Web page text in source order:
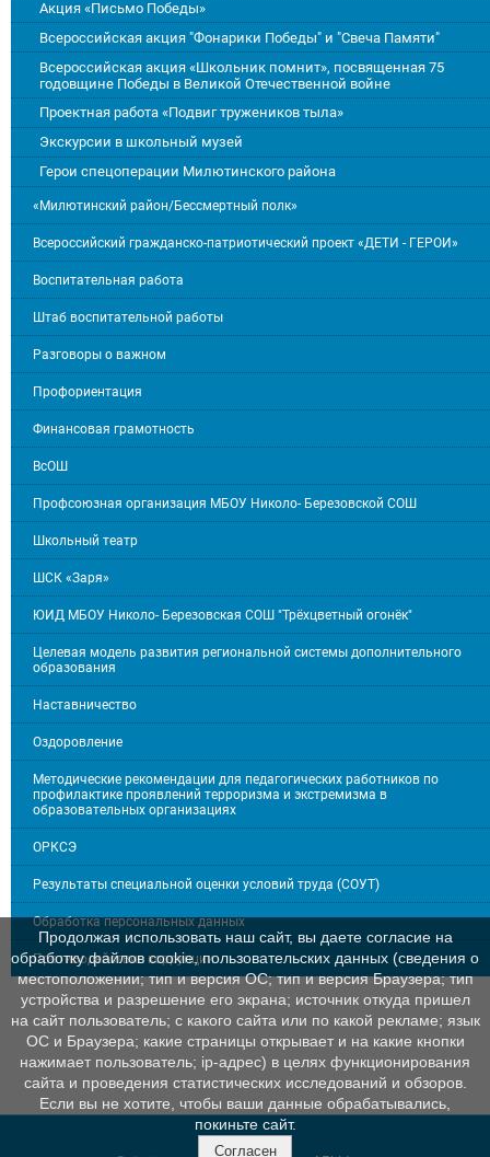
Акция «Письмо Победы»
Всероссийская акция "Фонарики Победы" и "Свеча Памяти"
Всероссийская акция «Школьник помнит», посвященная 75
годовщине Победы в Великой Отечественной войне
Проектная работа «Подвиг тружеников тыла»
Экскурсии в школьный музей
Герои спецоперации Милютинского района
«Милютинский район/Бессмертный полк»
Всероссийский гражданско-патриотический проект «ДЕТИ - ГЕРОИ»
Воспитательная работа
Штаб воспитательной работы
Разговоры о важном
Профориентация
Финансовая грамотность
ВсОШ
Профсоюзная организация МБОУ Николо- Березовской СОШ
Школьный театр
ШСК «Заря»
ЮИД МБОУ Николо- Березовская СОШ "Трёхцветный огонёк"
Целевая модель развития региональной системы дополнительного
образования
Наставничество
Оздоровление
Методические рекомендации для педагогических работников по
профилактике проявлений терроризма и экстремизма в
образовательных организациях
ОРКСЭ
Результаты специальной оценки условий труда (СОУТ)
Обработка персональных данных
Противодействие коррупции
Продолжая использовать наш сайт, вы даете согласие на
обработку файлов cookie, пользовательских данных (сведения о
местоположении; тип и версия ОС; тип и версия Браузера; тип
устройства и разрешение его экрана; источник откуда пришел
на сайт пользователь; с какого сайта или по какой рекламе; язык
ОС и Браузера; какие страницы открывает и на какие кнопки
нажимает пользователь; ip-адрес) в целях функционирования
сайта и проведения статистических исследований и обзоров.
Если вы не хотите, чтобы ваши данные обрабатывались,
покиньте сайт.
Согласен